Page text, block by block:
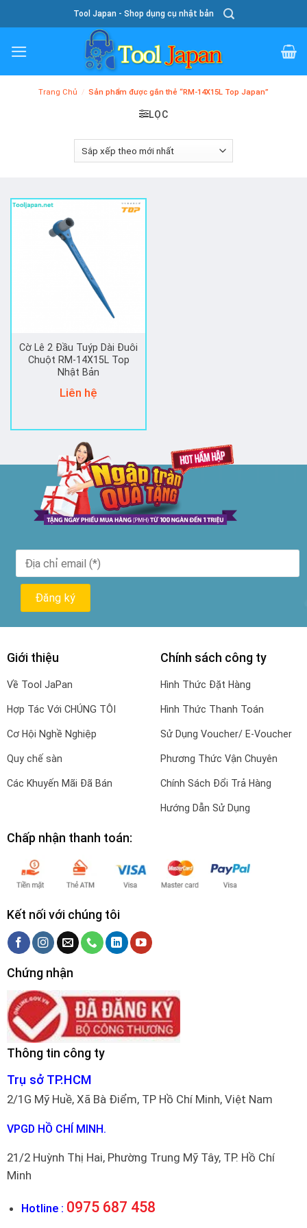
To
Content
Tool Japan - Shop dụng cụ nhật bản
Trang Chủ / Sản phẩm được gắn thẻ “RM-14X15L Top Japan”
LỌC
Cờ Lê 2 Đầu Tuýp Dài Đuôi
Chuột RM-14X15L Top
Nhật Bản
Liên hệ
Giới thiệu
Về Tool JaPan
Hợp Tác Với CHÚNG TÔI
Cơ Hội Nghề Nghiệp
Quy chế sàn
Các Khuyến Mãi Đã Bán
Chính sách công ty
Hình Thức Đặt Hàng
Hình Thức Thanh Toán
Sử Dụng Voucher/ E-Voucher
Phương Thức Vận Chuyên
Chính Sách Đổi Trả Hàng
Hướng Dẫn Sử Dụng
Chấp nhận thanh toán:
Kết nối với chúng tôi
Chứng nhận
Thông tin công ty
Trụ sở TP.HCM
2/1G Mỹ Huề, Xã Bà Điểm, TP Hồ Chí Minh, Việt Nam
VPGD HỒ CHÍ MINH.
21/2 Huỳnh Thị Hai, Phường Trung Mỹ Tây, TP. Hồ Chí
Minh
Hotline : 0975 687 458